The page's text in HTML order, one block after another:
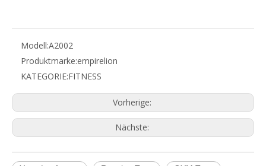
Modell:A2002
Produktmarke:empirelion
KATEGORIE:FITNESS
Vorherige:
Nächste:
A